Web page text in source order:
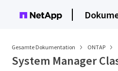
Gesamte Dokumentation ONTAP
System Manager